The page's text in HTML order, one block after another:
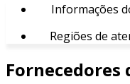
Informações
Regiões de
Fornecedores